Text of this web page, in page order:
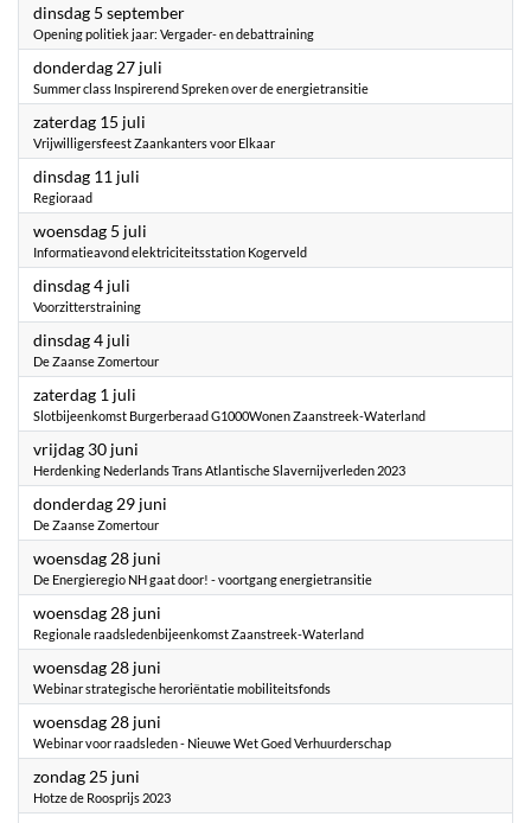
dinsdag 5 september2023
Opening politiek jaar: Vergader- en debattraining
donderdag 27 juli
Summer class Inspirerend Spreken over de energietransitie
zaterdag 15 juli
Vrijwilligersfeest Zaankanters voor Elkaar
dinsdag 11 juli
Regioraad
woensdag 5 juli
Informatieavond elektriciteitsstation Kogerveld
dinsdag 4 juli
Voorzitterstraining
dinsdag 4 juli
De Zaanse Zomertour
zaterdag 1 juli
Slotbijeenkomst Burgerberaad G1000Wonen Zaanstreek-Waterland
vrijdag 30 juni
Herdenking Nederlands Trans Atlantische Slavernijverleden 2023
donderdag 29 juni
De Zaanse Zomertour
woensdag 28 juni
De Energieregio NH gaat door! - voortgang energietransitie
woensdag 28 juni
Regionale raadsledenbijeenkomst Zaanstreek-Waterland
woensdag 28 juni
Webinar strategische heroriëntatie mobiliteitsfonds
woensdag 28 juni
Webinar voor raadsleden - Nieuwe Wet Goed Verhuurderschap
zondag 25 juni
Hotze de Roosprijs 2023